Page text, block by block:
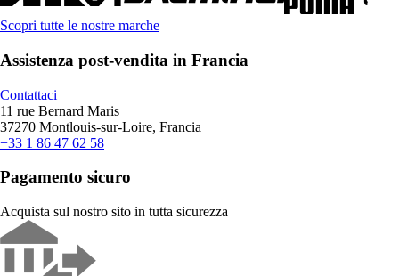
Scopri tutte le nostre marche
Assistenza post-vendita in Francia
Contattaci
11 rue Bernard Maris
37270 Montlouis-sur-Loire, Francia
+33 1 86 47 62 58
Pagamento sicuro
Acquista sul nostro sito in tutta sicurezza